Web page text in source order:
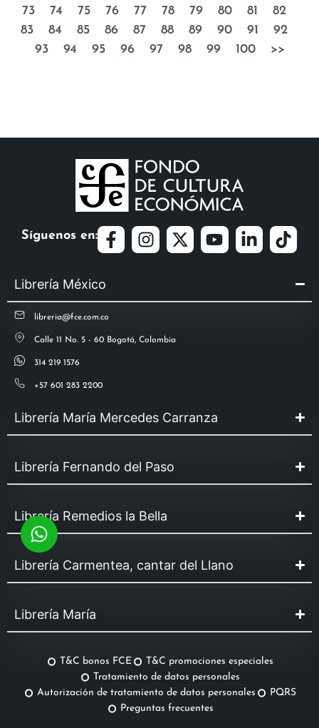
73
74 75 76 77 78 79 80 81
82
83
84 85 86 87 88 89 90 91
92
93
94 95 96 97 98 99 100 >>
Síguenos en:
Librería México
libreria@fce.com.co
Calle 11 No. 5 - 60 Bogotá, Colombia
314 219 1576
+57 601 283 2200
Librería María Mercedes Carranza
Librería Fernando del Paso
Librería Remedios la Bella
Librería Carmentea, cantar del Llano
Librería María
T&C bonos FCE
T&C promociones especiales
Tratamiento de datos personales
Autorización de tratamiento de datos personales
PQRS
Preguntas frecuentes